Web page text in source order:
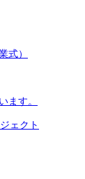
式）
す。
ェクト